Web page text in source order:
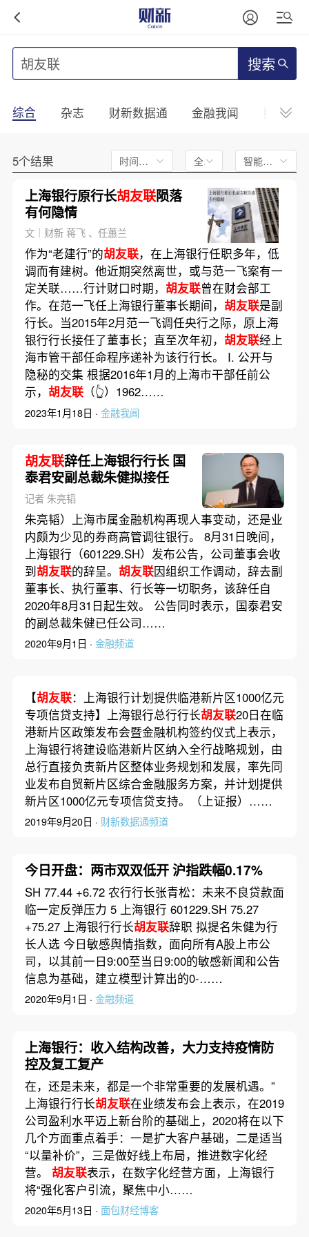
搜索
综合 杂志 财新数据通 金融我闻 财新
5个结果 时间不限 全文 智能排序
上海银行原行长胡友联陨落
有何隐情
文｜财新 蒋飞 、任蕙兰
作为“老建行”的胡友联，在上海银行任职多年，低
调而有建树。他近期突然离世，或与范一飞案有一
定关联……行计财口时期， 胡友联曾在财会部工
作。在范一飞任上海银行董事长期间， 胡友联是副
行长。当2015年2月范一飞调任央行之际，原上海
银行行长接任了董事长；直至次年初， 胡友联经上
海市管干部任命程序递补为该行行长。 I. 公开与
隐秘的交集 根据2016年1月的上海市干部任前公
示， 胡友联（👆）1962……
2023年1月18日 · 金融我闻
胡友联辞任上海银行行长 国
泰君安副总裁朱健拟接任
记者 朱亮韬
朱亮韬）上海市属金融机构再现人事变动，还是业
内颇为少见的券商高管调往银行。 8月31日晚间，
上海银行（601229.SH）发布公告，公司董事会收
到胡友联的辞呈。 胡友联因组织工作调动，辞去副
董事长、执行董事、行长等一切职务，该辞任自
2020年8月31日起生效。 公告同时表示，国泰君安
的副总裁朱健已任公司……
2020年9月1日 · 金融频道
【胡友联：上海银行计划提供临港新片区1000亿元
专项信贷支持】上海银行总行行长胡友联20日在临
港新片区政策发布会暨金融机构签约仪式上表示，
上海银行将建设临港新片区纳入全行战略规划，由
总行直接负责新片区整体业务规划和发展，率先同
业发布自贸新片区综合金融服务方案，并计划提供
新片区1000亿元专项信贷支持。（上证报）……
2019年9月20日 · 财新数据通频道
今日开盘：两市双双低开 沪指跌幅0.17%
SH 77.44 +6.72 农行行长张青松：未来不良贷款面
临一定反弹压力 5 上海银行 601229.SH 75.27
+75.27 上海银行行长胡友联辞职 拟提名朱健为行
长人选 今日敏感舆情指数，面向所有A股上市公
司，以其前一日9:00至当日9:00的敏感新闻和公告
信息为基础，建立模型计算出的0-……
2020年9月1日 · 金融频道
上海银行：收入结构改善，大力支持疫情防
控及复工复产
在，还是未来，都是一个非常重要的发展机遇。”
上海银行行长胡友联在业绩发布会上表示，在2019
公司盈利水平迈上新台阶的基础上，2020将在以下
几个方面重点着手：一是扩大客户基础，二是适当
“以量补价”，三是做好线上布局，推进数字化经
营。 胡友联表示，在数字化经营方面，上海银行
将“强化客户引流，聚焦中小……
2020年5月13日 · 面包财经博客